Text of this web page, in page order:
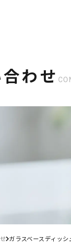
わせ
ガラスベースディッ